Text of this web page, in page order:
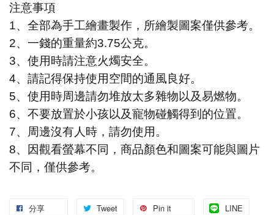
注意事項
1、全部為手工繪畫製作，所繪製圖案僅供參考。
2、一錢的重量約3.75公克。
3、使用時請注意火燭安全。
4、請記得保持使用空間的通風良好。
5、使用時周邊請勿堆放太多雜物以及易燃物。
6、不要放置於小孩以及寵物碰觸得到的位置。
7、周邊沒有人時，請勿使用。
8、因觀看螢幕不同，商品顏色和圖案可能與圖片
不同，僅供參考。
分享 Tweet Pin it LINE